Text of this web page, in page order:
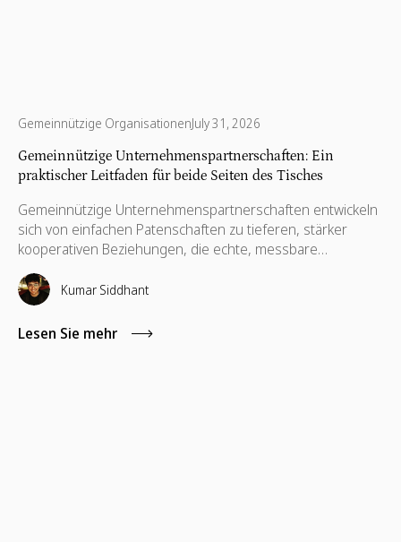
Gemeinnützige OrganisationenJuly 31, 2026
Gemeinnützige Unternehmenspartnerschaften: Ein
praktischer Leitfaden für beide Seiten des Tisches
Gemeinnützige Unternehmenspartnerschaften entwickeln
sich von einfachen Patenschaften zu tieferen, stärker
kooperativen Beziehungen, die echte, messbare
Auswirkungen haben. Von der Finanzierung über
Fähigkeiten, Technologie bis hin zu Marketing für gute
Zwecke — die stärksten Partnerschaften bringen
Unternehmensziele mit gemeinnützigen Aufgaben in
Kumar Siddhant
Lesen Sie mehr